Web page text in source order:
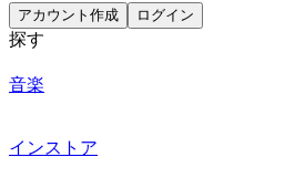
アカウント作成 ログイン
探す
音楽
インストア